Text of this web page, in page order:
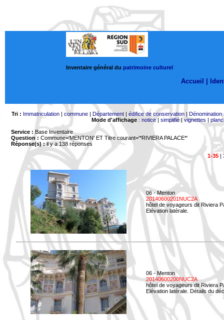
Inventaire général du patrimoine culturel
Accueil |
Tri : Immatriculation| commune| Département| édifice de conservation| Dénomination
Mode d'affichage: notice| simplifié|vignettes |
Service : Base Inventaire
Question : Commune='MENTON' ET Titre courant='*RIVIERA PALACE*'
Réponse(s) :il y a 138 réponses
1-35|
06 - Menton
20140600201NUC2A
hôtel de voyageurs dit Riviera
Elévation latérale.
06 - Menton
20140600200NUC2A
hôtel de voyageurs dit Riviera
Elévation latérale. Détails du